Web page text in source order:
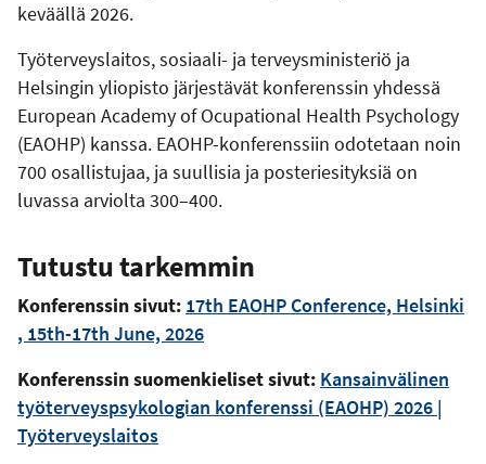
keväällä 2026.
Työterveyslaitos, sosiaali- ja terveysministeriö ja
Helsingin yliopisto järjestävät konferenssin yhdessä
European Academy of Ocupational Health Psychology
(EAOHP) kanssa. EAOHP-konferenssiin odotetaan noin
700 osallistujaa, ja suullisia ja posteriesityksiä on
luvassa arviolta 300–400.
Tutustu tarkemmin
Konferenssin sivut: 17th EAOHP Conference, Helsinki
, 15th-17th June, 2026
Konferenssin suomenkieliset sivut: Kansainvälinen
työterveyspsykologian konferenssi (EAOHP) 2026 |
Työterveyslaitos